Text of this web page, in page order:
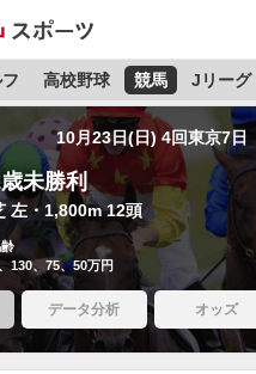
高校野球 競馬 Jリーグ
10月23日(日) 4回東京7日
未勝利
左・1,800m 12頭
130、75、50万円
データ分析 オッズ